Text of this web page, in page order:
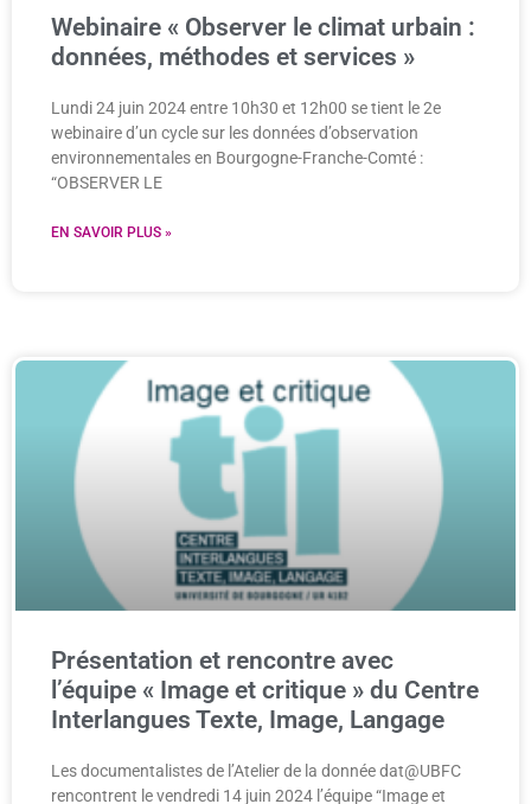
Webinaire « Observer le climat urbain :
données, méthodes et services »
Lundi 24 juin 2024 entre 10h30 et 12h00 se tient le 2e
webinaire d’un cycle sur les données d’observation
environnementales en Bourgogne-Franche-Comté :
“OBSERVER LE
EN SAVOIR PLUS »
Présentation et rencontre avec
l’équipe « Image et critique » du Centre
Interlangues Texte, Image, Langage
Les documentalistes de l’Atelier de la donnée dat@UBFC
rencontrent le vendredi 14 juin 2024 l’équipe “Image et